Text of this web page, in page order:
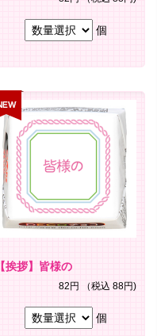
個
【挨拶】皆様の
82円 （税込 88円)
個